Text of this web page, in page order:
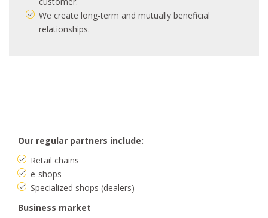
We create long-term and mutually beneficial
relationships.
Our regular partners include:
Retail chains
e-shops
Specialized shops (dealers)
Business market